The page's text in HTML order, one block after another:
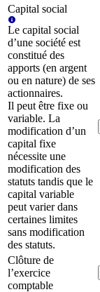
Capital social
Le capital social
d’une société est
constitué des
apports (en argent
ou en nature) de ses
actionnaires.
Il peut être fixe ou
variable. La
modification d’un
capital fixe
nécessite une
modification des
statuts tandis que le
capital variable
peut varier dans
certaines limites
sans modification
des statuts.
Clôture de
l’exercice
comptable